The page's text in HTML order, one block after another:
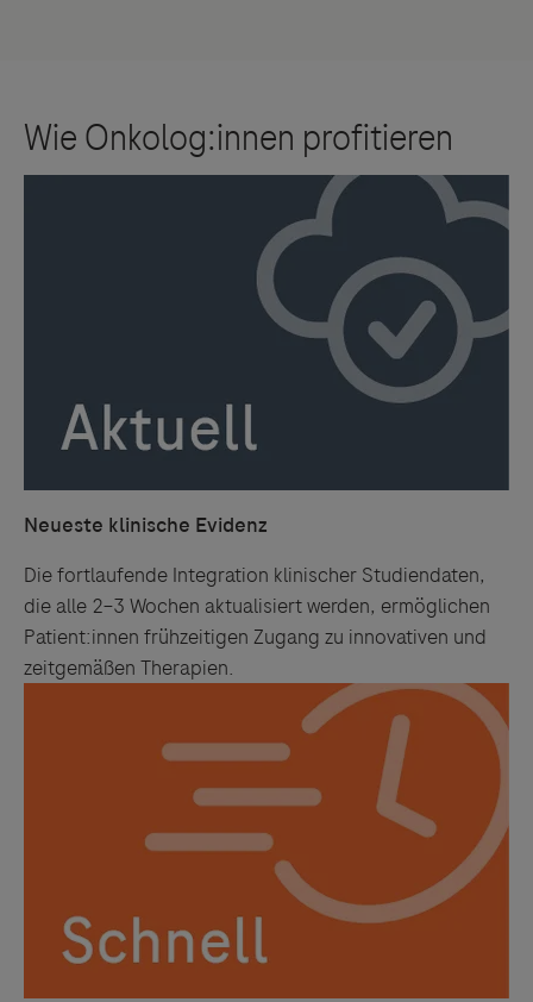
Neueste klinische Evidenz
Die fortlaufende Integration klinischer Studiendaten,
die alle 2–3 Wochen aktualisiert werden, ermöglichen
Patient:innen frühzeitigen Zugang zu innovativen und
zeitgemäßen Therapien.